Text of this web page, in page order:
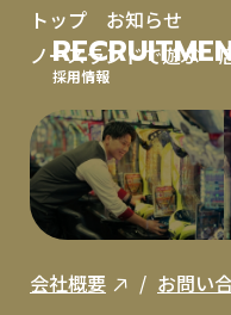
トップ
お知らせ
ノースランドで遊ぶ
採用情報
会社概要
お問い